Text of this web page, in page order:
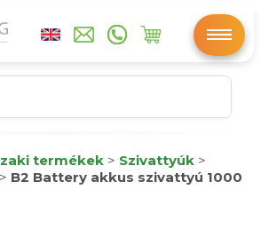
termékek > Szivattyúk >
> B2 Battery akkus szivattyú 1000